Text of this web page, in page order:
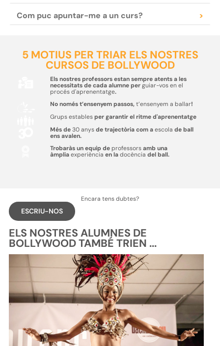
Com puc apuntar-me a un curs? >
5 MOTIUS PER TRIAR ELS NOSTRES
CURSOS DE BOLLYWOOD
Els nostres professors estan sempre atents a les
necessitats de cada alumne perguiar-vos en el
procés d'aprenentatge.
No només t’ensenyem passos,t’ensenyem a ballar!
Grups establesper garantir el ritme d'aprenentatge
Més de30 anysde trajectòria com aescola de ball
ens avalen.
Trobaràs un equip deprofessorsamb una
àmpliaexperiència en ladocència del ball.
Encara tens dubtes?
ESCRIU-NOS
ELS NOSTRES ALUMNES DE
BOLLYWOOD TAMBÉ TRIEN ...